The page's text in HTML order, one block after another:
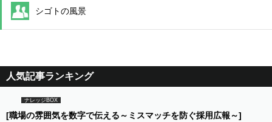
シゴトの風景
人気記事ランキング
ナレッジBOX
[職場の雰囲気を数字で伝える～ミスマッチを防ぐ採用広報～]